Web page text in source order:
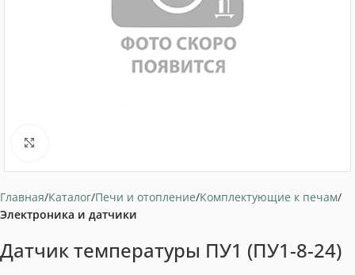
Главная Каталог Печи и отопление Комплектующие к печам
Электроника и датчики
Датчик температуры ПУ1 (ПУ1-8-24)